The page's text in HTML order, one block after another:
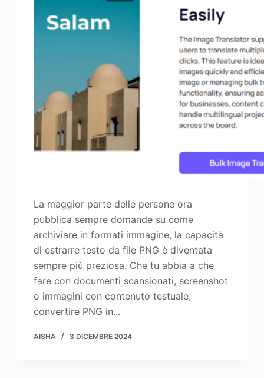
La maggior parte delle persone ora
pubblica sempre domande su come
archiviare in formati immagine, la capacità
di estrarre testo da file PNG è diventata
sempre più preziosa. Che tu abbia a che
fare con documenti scansionati, screenshot
o immagini con contenuto testuale,
convertire PNG in...
AISHA 3 DICEMBRE 2024